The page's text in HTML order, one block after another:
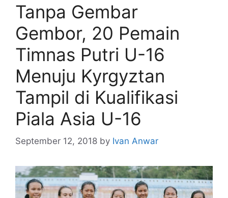
Tanpa Gembar
Gembor, 20 Pemain
Timnas Putri U-16
Menuju Kyrgyztan
Tampil di Kualifikasi
Piala Asia U-16
September 12, 2018 by Ivan Anwar